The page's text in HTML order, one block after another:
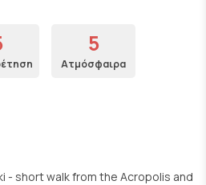
5
Ατμόσφαιρα
- short walk from the Acropolis and